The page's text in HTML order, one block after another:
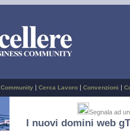
Community | Cerca Lavoro | Convenzioni |
Segnala ad
I nuovi domini web